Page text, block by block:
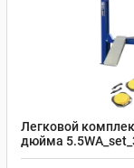
Легковой
дюйма